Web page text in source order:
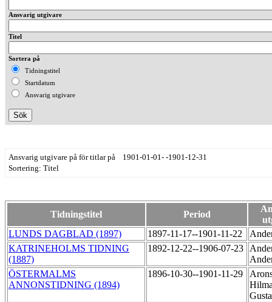
Ansvarig utgivare
Titel
Sortera på
Tidningstitel
Startdatum
Ansvarig utgivare
Ansvarig utgivare på för titlar på 1901-01-01- -1901-12-31
Sortering: Titel
Tidningstitel Period
LUNDS DAGBLAD (1897)
1897-11-17--1901-11-22
KATRINEHOLMS TIDNING
(1887)
1892-12-22--1906-07-23
ÖSTERMALMS
ANNONSTIDNING (1894)
1896-10-30--1901-11-29